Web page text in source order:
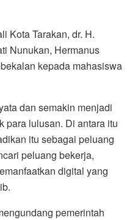
Kota Tarakan, dr. H.
Nunukan, Hermanus
kepada mahasiswa
dan semakin menjadi
para lulusan. Di antara itu
itu sebagai peluang
peluang bekerja,
digital yang
pemerintah